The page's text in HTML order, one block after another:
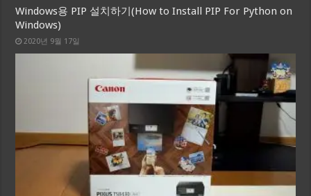
Windows용 PIP 설치하기(How to Install PIP For Python on
Windows)
2020년 9월 17일